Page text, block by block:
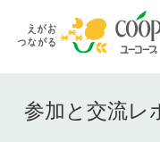
参加と交流レ